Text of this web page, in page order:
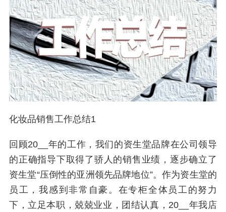
化妆品销售工作总结1
回顾20__年的工作，我们的资生堂品牌在公司领导
的正确指导下取得了骄人的销售业绩，逐步确立了
资生堂“压倒性的亚洲领先品牌地位”。作为资生堂的
员工，我感到非常自豪。在专柜全体员工的努力
下，立足本职，兢兢业业，团结认真，20__年我店